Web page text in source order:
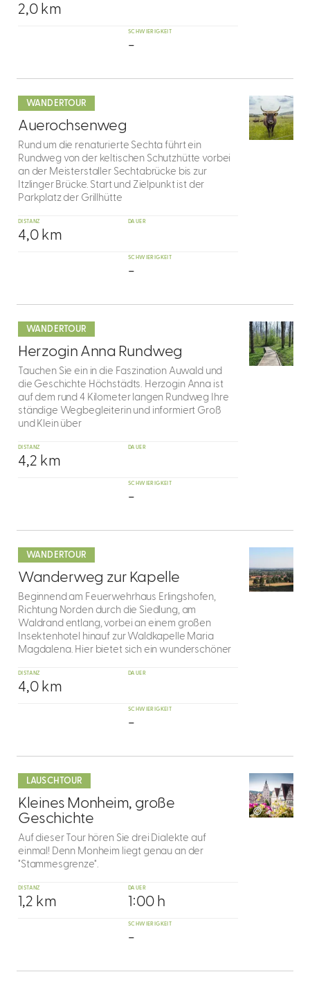
2,0 km
SCHWIERIGKEIT
-
WANDERTOUR
6
Auerochsenweg
Rund um die renaturierte Sechta führt ein
Rundweg von der keltischen Schutzhütte vorbei
an der Meisterstaller Sechtabrücke bis zur
Itzlinger Brücke. Start und Zielpunkt ist der
Parkplatz der Grillhütte
DISTANZ
4,0 km
DAUER
SCHWIERIGKEIT
-
dazu
WANDERTOUR
7
Herzogin Anna Rundweg
Tauchen Sie ein in die Faszination Auwald und
die Geschichte Höchstädts. Herzogin Anna ist
auf dem rund 4 Kilometer langen Rundweg Ihre
ständige Wegbegleiterin und informiert Groß
und Klein über
DISTANZ
4,2 km
DAUER
SCHWIERIGKEIT
-
dazu
WANDERTOUR
8
Wanderweg zur Kapelle
Beginnend am Feuerwehrhaus Erlingshofen,
Richtung Norden durch die Siedlung, am
Waldrand entlang, vorbei an einem großen
Insektenhotel hinauf zur Waldkapelle Maria
Magdalena. Hier bietet sich ein wunderschöner
DISTANZ
4,0 km
DAUER
SCHWIERIGKEIT
-
dazu
LAUSCHTOUR
9
Kleines Monheim, große
Geschichte
©
Auf dieser Tour hören Sie drei Dialekte auf
einmal! Denn Monheim liegt genau an der
"Stammesgrenze".
DISTANZ
1,2 km
DAUER
1:00 h
SCHWIERIGKEIT
-
dazu